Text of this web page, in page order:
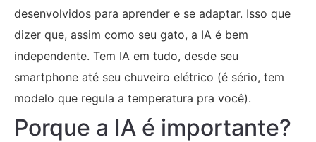
desenvolvidos para aprender e se adaptar. Isso que
dizer que, assim como seu gato, a IA é bem
independente. Tem IA em tudo, desde seu
smartphone até seu chuveiro elétrico (é sério, tem
modelo que regula a temperatura pra você).
Porque a IA é importante?